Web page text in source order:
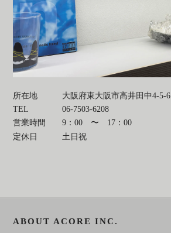
所在地
大阪府東大阪市高井田中4-5-6
TEL
06-7503-6208
営業時間
9：00 〜 17：00
定休日
土日祝
ABOUT ACORE INC.